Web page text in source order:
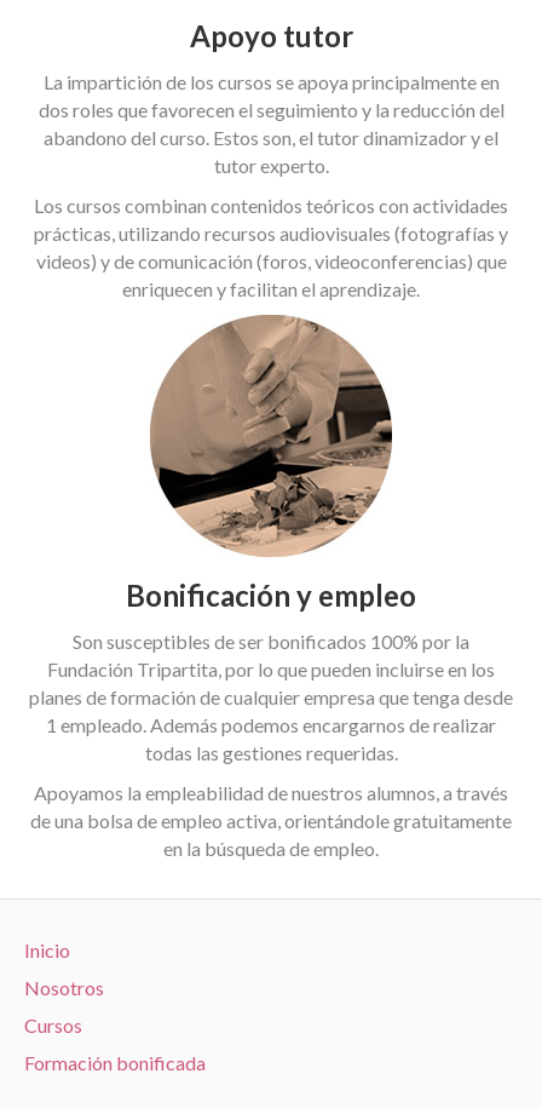
Apoyo tutor
La impartición de los cursos se apoya principalmente en
dos roles que favorecen el seguimiento y la reducción del
abandono del curso. Estos son, el tutor dinamizador y el
tutor experto.
Los cursos combinan contenidos teóricos con actividades
prácticas, utilizando recursos audiovisuales (fotografías y
videos) y de comunicación (foros, videoconferencias) que
enriquecen y facilitan el aprendizaje.
Bonificación y empleo
Son susceptibles de ser bonificados 100% por la
Fundación Tripartita, por lo que pueden incluirse en los
planes de formación de cualquier empresa que tenga desde
1 empleado. Además podemos encargarnos de realizar
todas las gestiones requeridas.
Apoyamos la empleabilidad de nuestros alumnos, a través
de una bolsa de empleo activa, orientándole gratuitamente
en la búsqueda de empleo.
Inicio
Nosotros
Cursos
Formación bonificada